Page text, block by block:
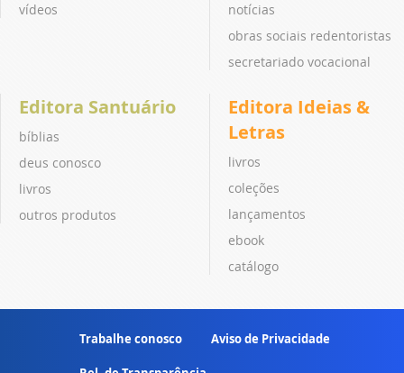
vídeos
notícias
obras sociais redentoristas
secretariado vocacional
Editora Santuário
bíblias
deus conosco
livros
outros produtos
Editora Ideias &
Letras
livros
coleções
lançamentos
ebook
catálogo
Trabalhe conosco Aviso de Privacidade